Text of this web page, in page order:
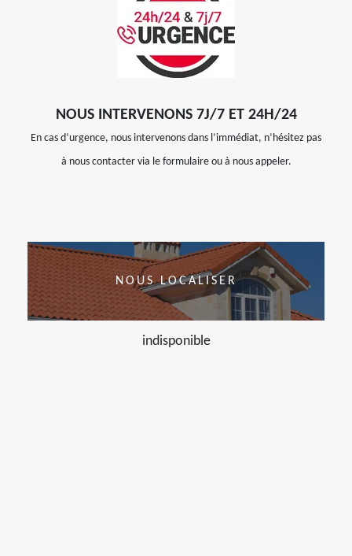
NOUS INTERVENONS 7J/7 ET 24H/24
En cas d’urgence, nous intervenons dans l’immédiat, n’hésitez pas
à nous contacter via le formulaire ou à nous appeler.
NOUS LOCALISER
indisponible